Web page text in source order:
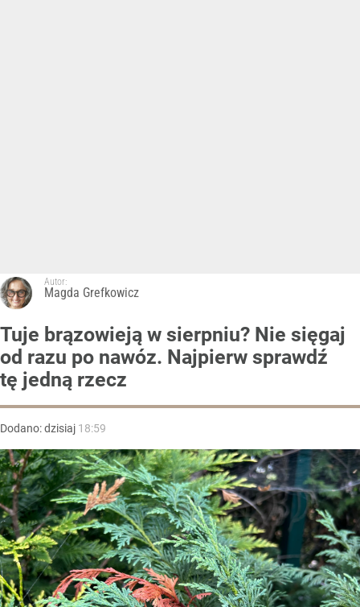
Autor:
Magda Grefkowicz
Tuje brązowieją w sierpniu? Nie sięgaj
od razu po nawóz. Najpierw sprawdź
tę jedną rzecz
Dodano:dzisiaj 18:59